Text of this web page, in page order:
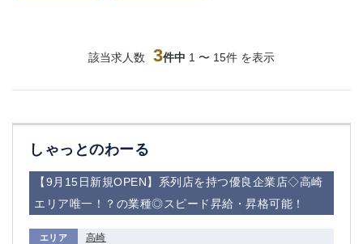
該当求人数 3件中 1 〜 15件 を表示
しゃっとのわーる
【9月15日新規OPEN】系列店を持つ優良企業店◇高崎
エリア唯一！？の業種◎スピード昇給・昇格可能！
エリア 高崎
恵比寿
蒲田
①六本木 ②西麻布
大山
赤羽
品川
蒲田東口